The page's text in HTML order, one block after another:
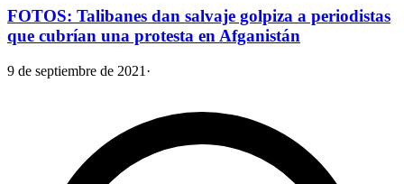
FOTOS: Talibanes dan salvaje golpiza a periodistas
que cubrían una protesta en Afganistán
9 de septiembre de 2021 ·